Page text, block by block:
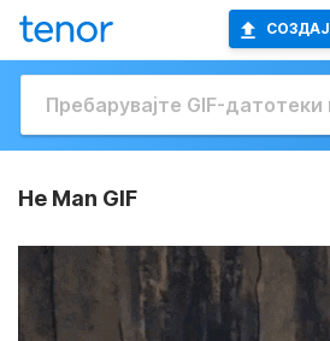
СОЗДАЈ
He Man GIF